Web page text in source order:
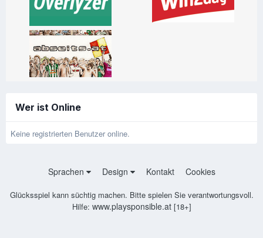
Wer ist Online
Keine registrierten Benutzer online.
Sprachen Design Kontakt Cookies
Glücksspiel kann süchtig machen. Bitte spielen Sie verantwortungsvoll.
Hilfe: www.playsponsible.at[18+]